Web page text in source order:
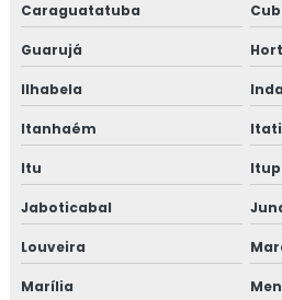
TESTE DE ESTANQUEIDADE
GÁS
EMPRESAS QUE FAZEM TESTE
INSPEÇÃO DE
NR 10 CURSO
CURSO NR 10 ONLINE
CURSO NR 10 EAD
Caraguatatuba
Guarujá
Ilhabela
Itanhaém
Itu
Jaboticabal
Louveira
Marília